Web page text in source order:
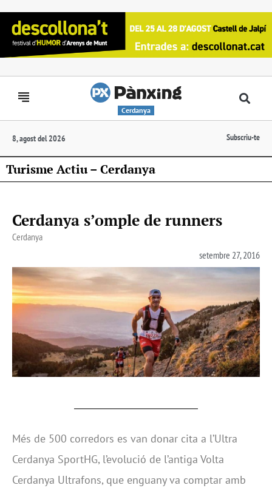
Cerdanya
8, agost del 2026 Subscriu-te
Turisme Actiu – Cerdanya
Cerdanya s’omple de runners
Cerdanya
setembre 27, 2016
Més de 500 corredors es van donar cita a l’Ultra
Cerdanya SportHG, l’evolució de l’antiga Volta
Cerdanya Ultrafons, que enguany va comptar amb